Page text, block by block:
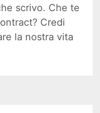
scrivo. Che te
Credi
la nostra vita